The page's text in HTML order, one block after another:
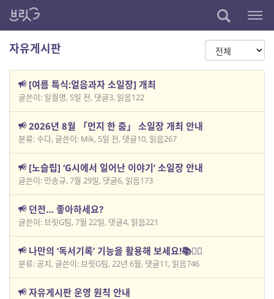
자유게시판
[여름 특식:얼음과자 소일장] 개최
글쓴이: 일월명, 5일 전, 댓글3, 읽음122
2026년 8월 「먼지 한 줌」 소일장 개최 안내
분류: 수다, 글쓴이: Mik, 5일 전, 댓글10, 읽음267
[노슬립] ‘G시에서 일어난 이야기’ 소일장 안내
글쓴이: 민송규, 7월 29일, 댓글6, 읽음173
던전… 좋아하세요?
글쓴이: 브릿G팀, 7월 22일, 댓글4, 읽음221
나만의 ‘독서기록’ 기능을 활용해 보세요!📚🏃‍♀️
분류: 공지, 글쓴이: 브릿G팀, 22년 6월, 댓글11, 읽음746
자유게시판 운영 원칙 안내